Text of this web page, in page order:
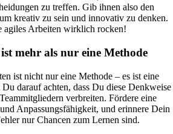
zu treffen. Gib ihnen also den
kreativ zu sein und innovativ zu denken.
agiles Arbeiten wirklich rocken!
mehr als nur eine Methode
ist nicht nur eine Methode – es ist eine
darauf achten, dass Du diese Denkweise
verbreiten. Fördere eine
Anpassungsfähigkeit, und erinnere Dein
nur Chancen zum Lernen sind.